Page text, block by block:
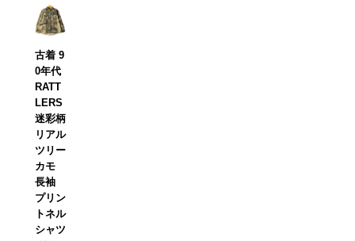
古着 9
0年代
RATT
LERS
迷彩柄
リアル
ツリー
カモ
長袖
プリン
トネル
シャツ